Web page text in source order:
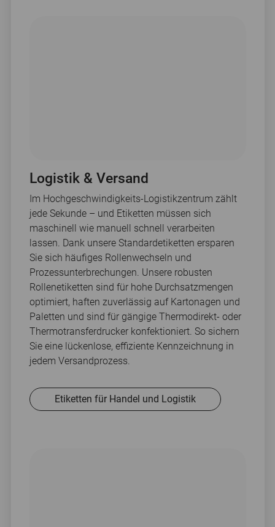
Logistik & Versand
Im Hochgeschwindigkeits-Logistikzentrum zählt
jede Sekunde – und Etiketten müssen sich
maschinell wie manuell schnell verarbeiten
lassen. Dank unsere Standardetiketten ersparen
Sie sich häufiges Rollenwechseln und
Prozessunterbrechungen. Unsere robusten
Rollenetiketten sind für hohe Durchsatzmengen
optimiert, haften zuverlässig auf Kartonagen und
Paletten und sind für gängige Thermodirekt- oder
Thermotransferdrucker konfektioniert. So sichern
Sie eine lückenlose, effiziente Kennzeichnung in
jedem Versandprozess.
Etiketten für Handel und Logistik